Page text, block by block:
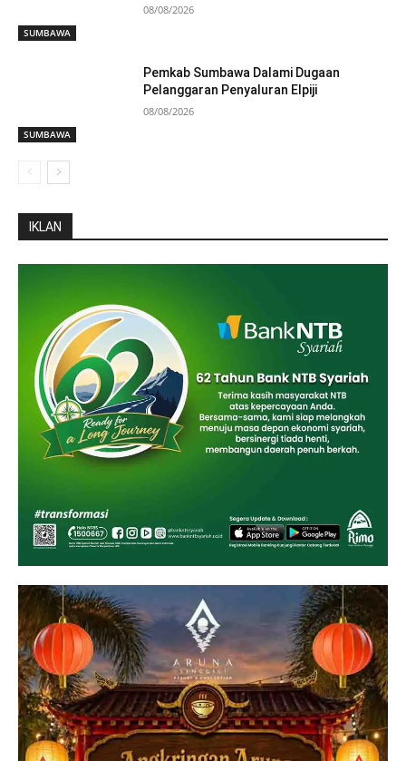
SUMBAWA
08/08/2026
SUMBAWA
Pemkab Sumbawa Dalami Dugaan
Pelanggaran Penyaluran Elpiji
08/08/2026
IKLAN